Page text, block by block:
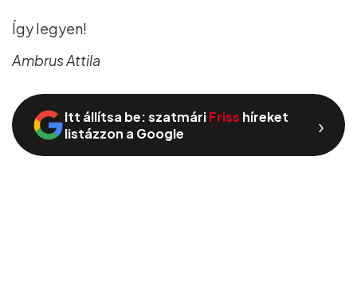
Így legyen!
Ambrus Attila
Itt állítsa be: szatmáriFriss híreket
listázzon a Google
›